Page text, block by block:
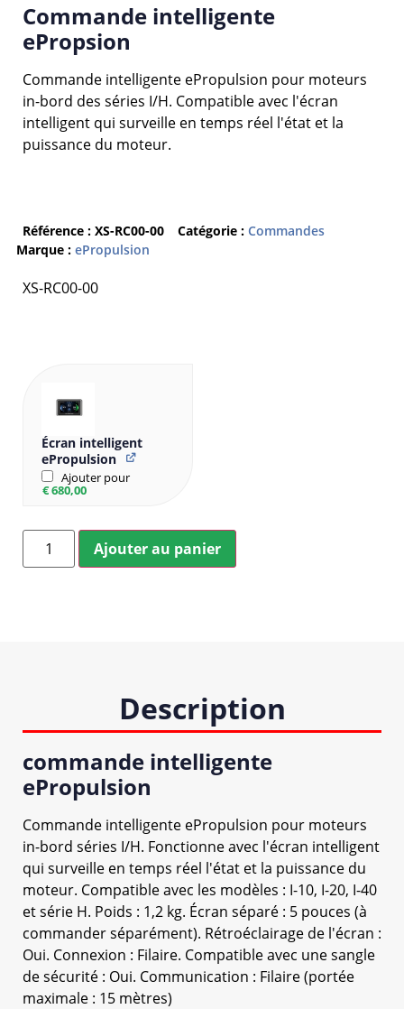
Commande intelligente
ePropsion
Commande intelligente ePropulsion pour moteurs
in-bord des séries I/H. Compatible avec l'écran
intelligent qui surveille en temps réel l'état et la
puissance du moteur.
Référence : XS-RC00-00 Catégorie : Commandes
Marque : ePropulsion
XS-RC00-00
Écran intelligent
ePropulsion
Ajouter pour
€680,00
Ajouter au panier
Description
commande intelligente
ePropulsion
Commande intelligente ePropulsion pour moteurs
in-bord séries I/H. Fonctionne avec l'écran intelligent
qui surveille en temps réel l'état et la puissance du
moteur. Compatible avec les modèles : I-10, I-20, I-40
et série H. Poids : 1,2 kg. Écran séparé : 5 pouces (à
commander séparément). Rétroéclairage de l'écran :
Oui. Connexion : Filaire. Compatible avec une sangle
de sécurité : Oui. Communication : Filaire (portée
maximale : 15 mètres)